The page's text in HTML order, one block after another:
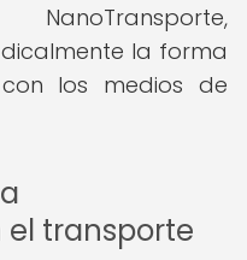
la forma
los medios de
transporte